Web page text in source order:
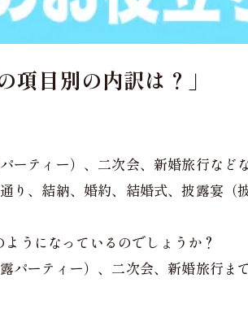
目別の内訳は？」
ーティー）、二次会、新婚旅行など
り、結納、婚約、結婚式、披露宴
うになっているのでしょうか？
パーティー）、二次会、新婚旅行